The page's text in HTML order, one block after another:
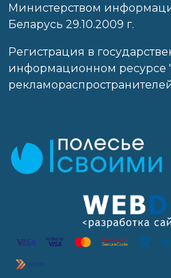
Министерством
Беларусь 29.10.2009 г.
Регистрация в
информационном ресурсе